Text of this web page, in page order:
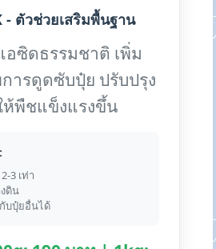
- ตัวช่วยเสริมพื้นฐาน
ซิดธรรมชาติ เพิ่ม
ารดูดซับปุ๋ย ปรับปรุง
พืชแข็งแรงขึ้น
3 เท่า
ดิน
บปุ๋ยอื่นได้